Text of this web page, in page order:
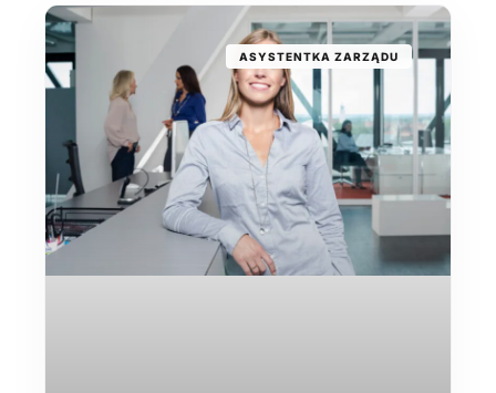
ASYSTENTKA ZARZĄDU